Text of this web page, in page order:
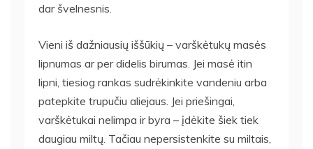
dar švelnesnis.
Vieni iš dažniausių iššūkių – varškėtukų masės
lipnumas ar per didelis birumas. Jei masė itin
lipni, tiesiog rankas sudrėkinkite vandeniu arba
patepkite trupučiu aliejaus. Jei priešingai,
varškėtukai nelimpa ir byra – įdėkite šiek tiek
daugiau miltų. Tačiau nepersistenkite su miltais,